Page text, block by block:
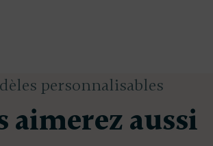
personnalisables
aimerez aussi